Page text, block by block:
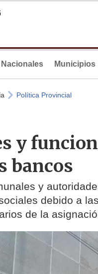
Nacionales Municipios
Política Provincial
y
bancos
y
debido a
de la